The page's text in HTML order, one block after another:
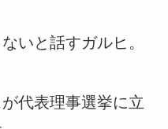
いと話すガルヒ。
代表理事選挙に立